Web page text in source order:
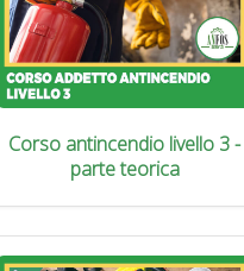
Corso antincendio livello 3 -
parte teorica